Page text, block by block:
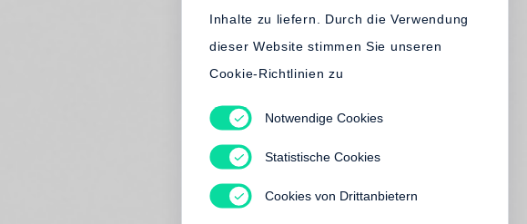
Inhalte zu liefern. Durch die Verwendung
dieser Website stimmen Sie unseren
Cookie-Richtlinien zu
Notwendige Cookies
Statistische Cookies
Cookies von Drittanbietern